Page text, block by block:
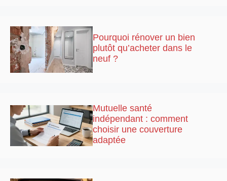
Pourquoi rénover un bien
plutôt qu’acheter dans le
neuf ?
Mutuelle santé
indépendant : comment
choisir une couverture
adaptée